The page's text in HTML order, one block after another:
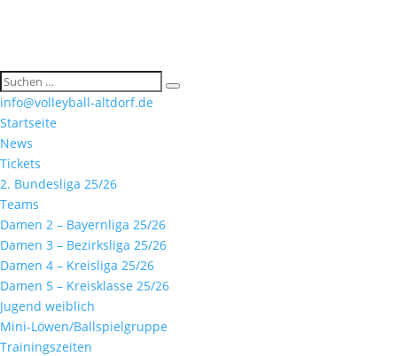
info@volleyball-altdorf.de
Startseite
News
Tickets
2. Bundesliga 25/26
Teams
Damen 2 – Bayernliga 25/26
Damen 3 – Bezirksliga 25/26
Damen 4 – Kreisliga 25/26
Damen 5 – Kreisklasse 25/26
Jugend weiblich
Mini-Löwen/Ballspielgruppe
Trainingszeiten